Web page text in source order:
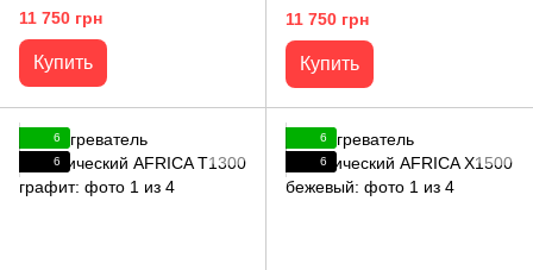
11 750 грн
Купить
11 750 грн
Купить
6
6
6
6